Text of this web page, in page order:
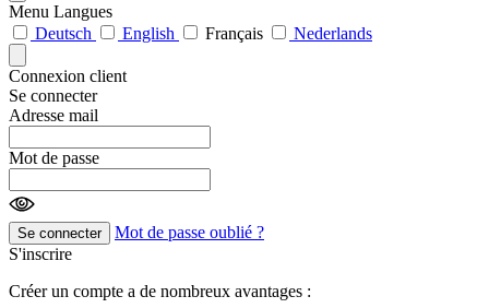
Menu Langues
Deutsch
English Français Nederlands
Connexion client
Se connecter
Adresse mail
Mot de passe
Se connecter
Mot de passe oublié ?
S'inscrire
Créer un compte a de nombreux avantages :